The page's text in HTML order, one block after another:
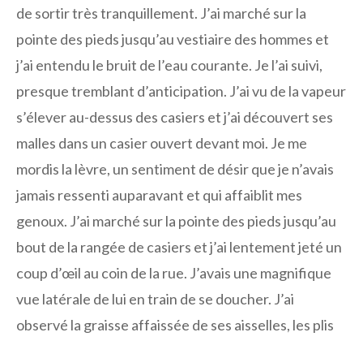
de sortir très tranquillement. J’ai marché sur la
pointe des pieds jusqu’au vestiaire des hommes et
j’ai entendu le bruit de l’eau courante. Je l’ai suivi,
presque tremblant d’anticipation. J’ai vu de la vapeur
s’élever au-dessus des casiers et j’ai découvert ses
malles dans un casier ouvert devant moi. Je me
mordis la lèvre, un sentiment de désir que je n’avais
jamais ressenti auparavant et qui affaiblit mes
genoux. J’ai marché sur la pointe des pieds jusqu’au
bout de la rangée de casiers et j’ai lentement jeté un
coup d’œil au coin de la rue. J’avais une magnifique
vue latérale de lui en train de se doucher. J’ai
observé la graisse affaissée de ses aisselles, les plis